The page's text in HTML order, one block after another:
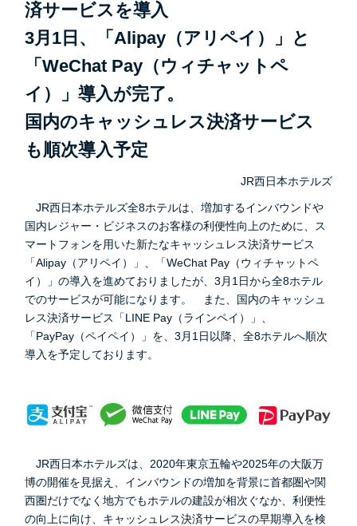
済サービスを導入
3月1日、「Alipay（アリペイ）」と
「WeChat Pay（ウィチャットペ
イ）」導入が完了。
国内のキャッシュレス決済サービス
も順次導入予定
JR西日本ホテルズ
JR西日本ホテルズ全8ホテルは、増加するインバウンドや
国内レジャー・ビジネスのお客様の利便性向上のために、ス
マートフォンを用いた新たなキャッシュレス決済サービス
「Alipay（アリペイ）」、「WeChat Pay（ウィチャットペ
イ）」の導入を進めておりましたが、3月1日から全8ホテル
でのサービスが可能になります。 また、国内のキャッシュ
レス決済サービス「LINE Pay（ラインペイ）」、
「PayPay（ペイペイ）」を、3月1日以降、全8ホテルへ順次
導入を予定しております。
JR西日本ホテルズは、2020年東京五輪や2025年の大阪万
博の開催を見据え、インバウンドの増加を背景に首都圏や関
西圏だけでなく地方でもホテルの建設が相次ぐなか、利便性
の向上に向け、キャッシュレス決済サービスの早期導入を検